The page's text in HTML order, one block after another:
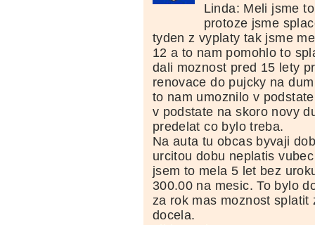
Linda: Meli jsme
protoze jsme
tyden z vyplaty tak jsme
12 a to nam pomohlo to
dali moznost pred 15 lety
renovace do pujcky na
to nam umoznilo v
v podstate na skoro novy
predelat co bylo treba.
Na auta tu obcas byvaji
urcitou dobu neplatis
jsem to mela 5 let bez
300.00 na mesic. To bylo
za rok mas moznost splatit
docela.